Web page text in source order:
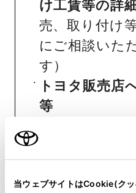
当ウェブサイトはCookie(クッ
け工賃等の詳
売、取り付け
にご相談いた
す）
トヨタ販売店
等
おクルマに関
は、自動車検査
用意いただくと